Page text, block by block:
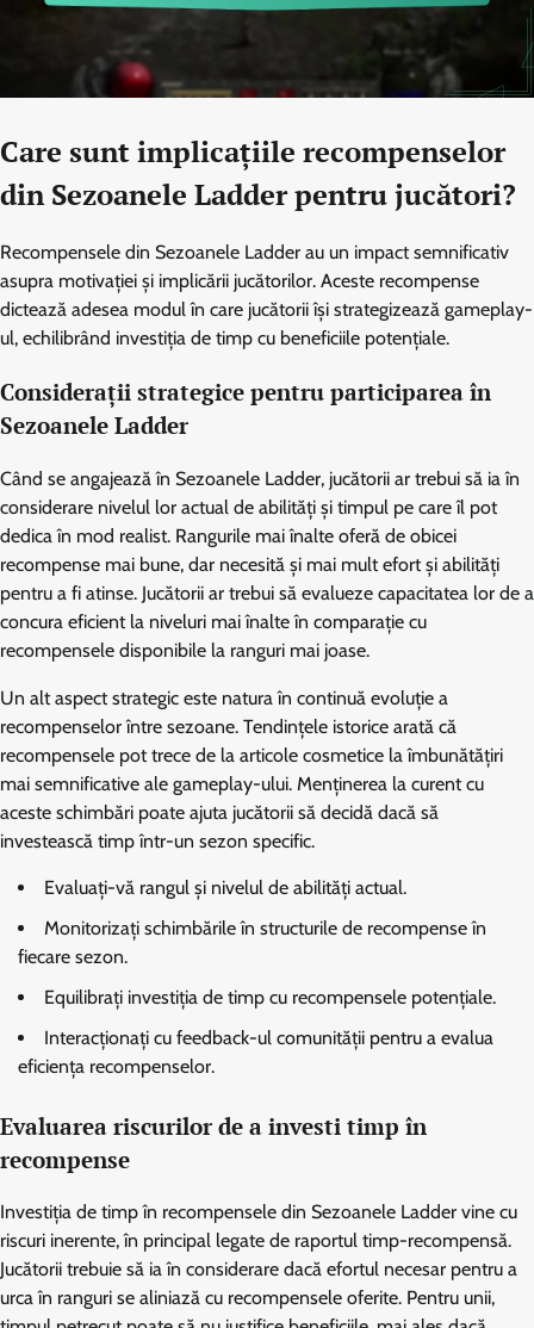
Care sunt implicațiile recompenselor
din Sezoanele Ladder pentru jucători?
Recompensele din Sezoanele Ladder au un impact semnificativ
asupra motivației și implicării jucătorilor. Aceste recompense
dictează adesea modul în care jucătorii își strategizează gameplay-
ul, echilibrând investiția de timp cu beneficiile potențiale.
Considerații strategice pentru participarea în
Sezoanele Ladder
Când se angajează în Sezoanele Ladder, jucătorii ar trebui să ia în
considerare nivelul lor actual de abilități și timpul pe care îl pot
dedica în mod realist. Rangurile mai înalte oferă de obicei
recompense mai bune, dar necesită și mai mult efort și abilități
pentru a fi atinse. Jucătorii ar trebui să evalueze capacitatea lor de a
concura eficient la niveluri mai înalte în comparație cu
recompensele disponibile la ranguri mai joase.
Un alt aspect strategic este natura în continuă evoluție a
recompenselor între sezoane. Tendințele istorice arată că
recompensele pot trece de la articole cosmetice la îmbunătățiri
mai semnificative ale gameplay-ului. Menținerea la curent cu
aceste schimbări poate ajuta jucătorii să decidă dacă să
investească timp într-un sezon specific.
Evaluați-vă rangul și nivelul de abilități actual.
Monitorizați schimbările în structurile de recompense în
fiecare sezon.
Equilibrați investiția de timp cu recompensele potențiale.
Interacționați cu feedback-ul comunității pentru a evalua
eficiența recompenselor.
Evaluarea riscurilor de a investi timp în
recompense
Investiția de timp în recompensele din Sezoanele Ladder vine cu
riscuri inerente, în principal legate de raportul timp-recompensă.
Jucătorii trebuie să ia în considerare dacă efortul necesar pentru a
urca în ranguri se aliniază cu recompensele oferite. Pentru unii,